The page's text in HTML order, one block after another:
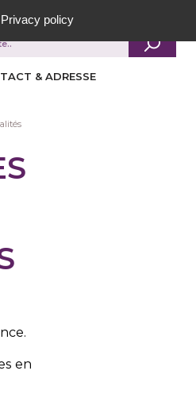
& ADRESSE
en
Privacy policy